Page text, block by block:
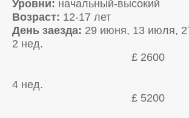
Уровни: начальный-высокий
Возраст: 12-17 лет
День заезда: 29 июня, 13 июля,
2 нед.
£ 2600
4 нед.
£ 5200